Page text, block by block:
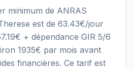
minimum de ANRAS
est de 63.43€/jour
+ dépendance GIR 5/6
1935€ par mois avant
financières. Ce tarif est